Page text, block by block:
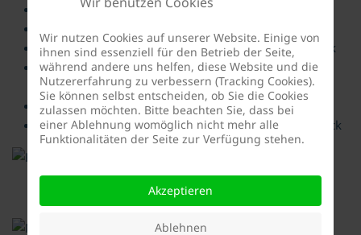
Lucy Neumann, Universität Innsbruck
Melanie Prieler, MCI Management Center Innsbruck
Christopher Raggl, MCI Management Center
Innsbruck
Miguel Steiner, Universität Innsbruck
Mustafa Yildirim, Medizinische Universität Innsbruck
Wir nutzen Cookies auf unserer Website. Einige von
ihnen sind essenziell für den Betrieb der Seite,
während andere uns helfen, diese Website und die
Nutzererfahrung zu verbessern (Tracking Cookies).
Sie können selbst entscheiden, ob Sie die Cookies
zulassen möchten. Bitte beachten Sie, dass bei
einer Ablehnung womöglich nicht mehr alle
Funktionalitäten der Seite zur Verfügung stehen.
Akzeptieren
Ablehnen